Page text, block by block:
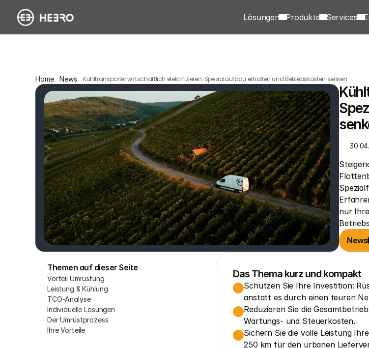
Lösungen Produkte Services
Home News Kühltransporter wirtschaftlich elektrifizieren: Spezialaufbau erhalten und Betriebskosten senken
nur
News
Themen auf dieser Seite
Vorteil Umrüstung
Leistung & Kühlung
TCO-Analyse
Individuelle Lösungen
Der Umrüstprozess
Ihre Vorteile
Das Thema kurz und kompakt
Schützen Sie Ihre Investition:
anstatt es durch einen teuren
Reduzieren Sie die
Wartungs- und Steuerkosten.
Sichern Sie die volle Leistung
250 km für den urbanen